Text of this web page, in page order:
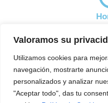
Valoramos su
Utilizamos cookies para
navegación, mostrarte
personalizados y analizar
"Aceptar todo", das tu
De
Noticias
Subscríbete a nuestra
aquellas novedades en el
afectarte.